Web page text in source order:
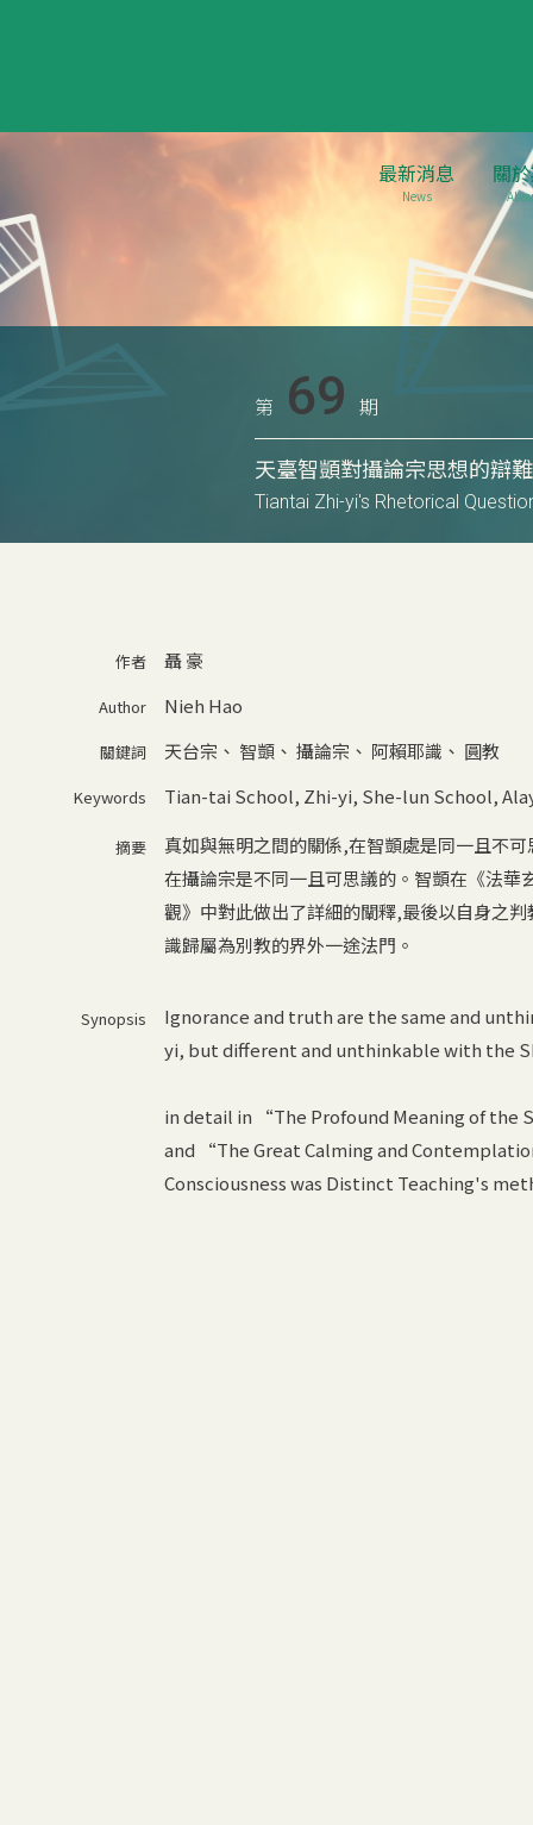
最新消息
News
關
第 69 期
天臺智顗對攝論宗思想的辯
Tiantai Zhi-yi's Rhetorical
作者 聶 豪
Author Nieh Hao
關鍵詞 天台宗 、 智顗、 攝論宗 、 阿賴耶識 、 圓教
Keywords Tian-tai School, Zhi-yi, She-lun School,
摘要
真如與無明之間的關係,在智顗處是同一且不
在攝論宗是不同一且可思議的。智顗在《法華
觀》中對此做出了詳細的闡釋,最後以自身之
識歸屬為別教的界外一途法門。
Synopsis
Ignorance and truth are the same and
yi, but different and unthinkable with the
in detail in “The Profound Meaning of the
and “The Great Calming and
Consciousness was Distinct Teaching's